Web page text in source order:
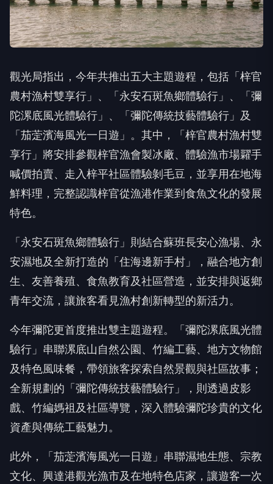
觀光局指出，今年共推出五大主題遊程，包括「梓官
農村漁村雙享行」、「永安石斑魚鄉體驗行」、「彌
陀漯底風光體驗行」、「彌陀傳統技藝體驗行」及
「茄萣濱海風光一日遊」。其中，「梓官農村漁村雙
享行」將安排參觀梓官漁會製冰廠、體驗漁市場糶手
喊價拍賣、走入梓平社區體驗剝毛豆，並享用在地海
鮮料理，完整認識梓官從漁港作業到食魚文化的發展
特色。
「永安石斑魚鄉體驗行」則結合蘇班長安心漁場、永
安濕地及全新打造的「住海邊新手村」，融合地方創
生、友善養殖、食魚教育及社區營造，並安排與返鄉
青年交流，讓旅客看見漁村創新轉型的新活力。
今年彌陀更首度推出雙主題遊程。「彌陀漯底風光體
驗行」串聯漯底山自然公園、竹編工藝、地方文物館
及特色風味餐，帶領旅客探索自然景觀與社區故事；
全新規劃的「彌陀傳統技藝體驗行」，則透過皮影
戲、竹編媽祖及社區導覽，深入體驗彌陀珍貴的文化
資產與傳統工藝魅力。
此外，「茄萣濱海風光一日遊」串聯濕地生態、宗教
文化、興達港觀光漁市及在地特色店家，讓遊客一次